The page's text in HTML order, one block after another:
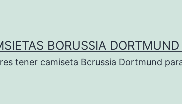
BORUSSIA
tener camiseta Borussia Dortmund